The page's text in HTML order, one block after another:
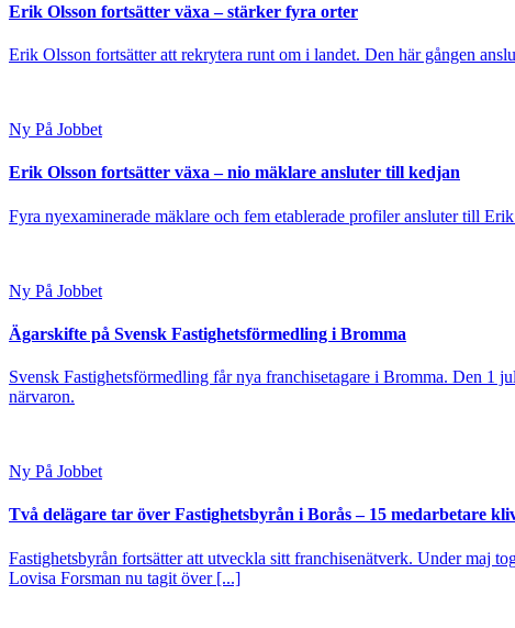
Erik Olsson fortsätter växa – stärker fyra orter
Erik Olsson fortsätter att rekrytera runt om i landet. Den här gången
Ny På Jobbet
Erik Olsson fortsätter växa – nio mäklare ansluter till kedjan
Fyra nyexaminerade mäklare och fem etablerade profiler ansluter till
Ny På Jobbet
Ägarskifte på Svensk Fastighetsförmedling i Bromma
Svensk Fastighetsförmedling får nya franchisetagare i Bromma. Den 1
närvaron.
Ny På Jobbet
Två delägare tar över Fastighetsbyrån i Borås – 15 medarbetare
Fastighetsbyrån fortsätter att utveckla sitt franchisenätverk. Under maj
Lovisa Forsman nu tagit över [...]